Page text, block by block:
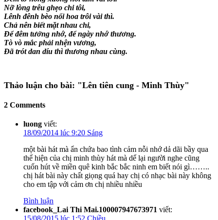
Nỡ lòng trêu ghẹo chi tôi,
Lênh đênh bèo nổi hoa trôi vài thì.
Chả nên biết mặt nhau chi,
Để đêm tưởng nhớ, để ngày nhớ thương.
Tò vò mắc phải nhện vương,
Đã trót dan díu thì thương nhau cùng.
Thảo luận cho bài: "Lên tiên cung - Minh Thùy"
2 Comments
luong viết:
18/09/2014 lúc 9:20 Sáng
một bài hát mà ẩn chứa bao tình cảm nỗi nhớ dả dãi bầy qua
thể hiện của chị minh thùy hát mà dể lại người nghe cũng
cuốn hút về miền quê kinh bắc bắc ninh em biết nói gì……..
chị hát bài này chất giọng quá hay chị có nhạc bài này không
cho em tập với cảm ơn chị nhiều nhiều
Bình luận
facebook_Lai Thi Mai.100007947673971 viết: